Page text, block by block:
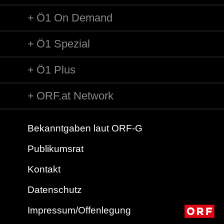
Orchester: Berliner Philharmoniker
Leitung: Sir Georg Solti
Label: Decca 4406502 (2 CD)
Ö1 On Demand
Ö1 Spezial
Ö1 Plus
ORF.at Network
Bekanntgaben laut ORF-G
Publikumsrat
Kontakt
Datenschutz
Impressum/Offenlegung